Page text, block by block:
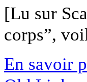
[Lu sur
corps”,
En savoir